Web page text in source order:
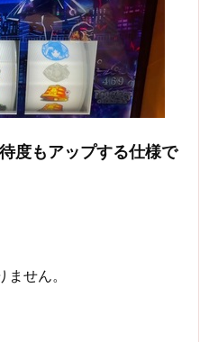
度もアップする仕様で
せん。